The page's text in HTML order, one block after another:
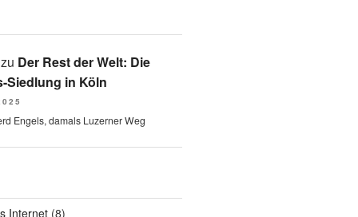
Der Rest der Welt: Die
Siedlung in Köln
Engels, damals Luzerner Weg
Internet(8)